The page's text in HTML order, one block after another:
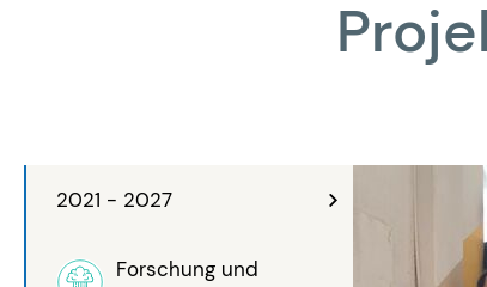
2021 - 2027
Forschung und